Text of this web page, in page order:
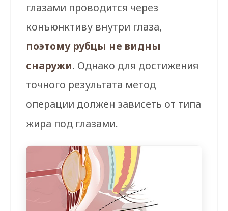
глазами проводится через
конъюнктиву внутри глаза,
поэтому рубцы не видны
снаружи. Однако для достижения
точного результата метод
операции должен зависеть от типа
жира под глазами.